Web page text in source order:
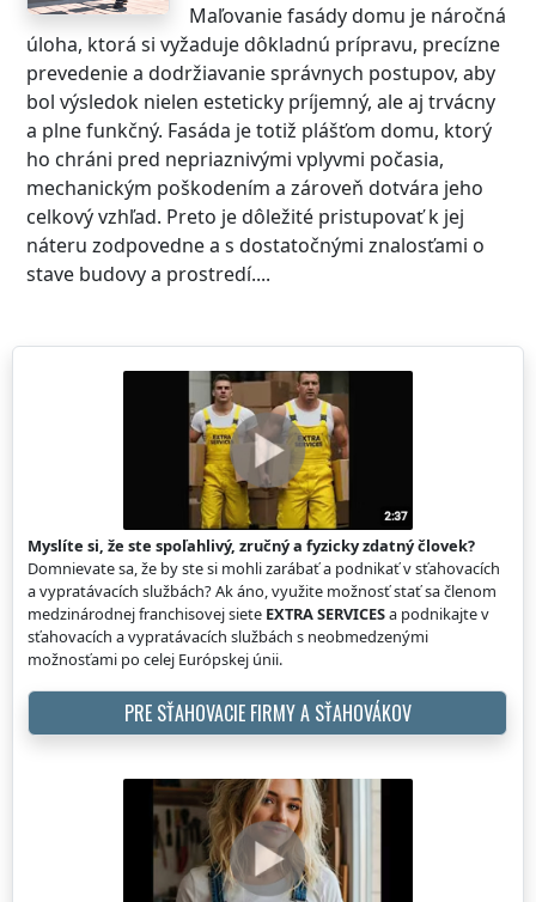
Maľovanie fasády domu je náročná
úloha, ktorá si vyžaduje dôkladnú prípravu, precízne
prevedenie a dodržiavanie správnych postupov, aby
bol výsledok nielen esteticky príjemný, ale aj trvácny
a plne funkčný. Fasáda je totiž plášťom domu, ktorý
ho chráni pred nepriaznivými vplyvmi počasia,
mechanickým poškodením a zároveň dotvára jeho
celkový vzhľad. Preto je dôležité pristupovať k jej
náteru zodpovedne a s dostatočnými znalosťami o
stave budovy a prostredí....
Myslíte si, že ste spoľahlivý, zručný a fyzicky zdatný človek?
Domnievate sa, že by ste si mohli zarábať a podnikať v sťahovacích
a vypratávacích službách? Ak áno, využite možnosť stať sa členom
medzinárodnej franchisovej siete EXTRA SERVICESa podnikajte v
sťahovacích a vypratávacích službách s neobmedzenými
možnosťami po celej Európskej únii.
PRE SŤAHOVACIE FIRMY A SŤAHOVÁKOV